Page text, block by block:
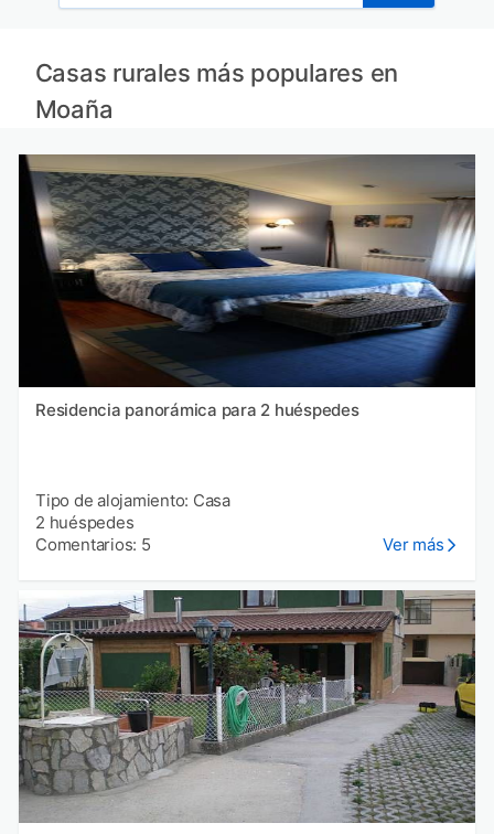
Casas rurales más populares en
Moaña
Residencia panorámica para 2 huéspedes
Tipo de alojamiento: Casa
2 huéspedes
Comentarios: 5
Ver más